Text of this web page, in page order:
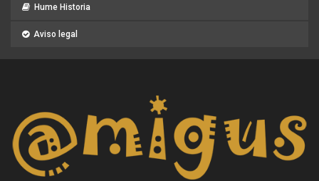
Hume Historia
Aviso legal